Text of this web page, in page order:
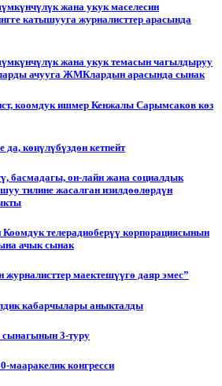
жана укук маселесин
катышууга журналисттер арасында
жана укук темасын чагылдыруу
ачууга ЖМКлардын арасында сынак
коомдук ишмер Кенжалы Сарымсаков көз
көңүлүбүздөн кетпейт
басмадагы, он-лайн жана социалдык
тилине жасалган изилдөөлөрдүн
телерадиоберүү корпорациясынын
ачык сынак
маектешүүгө даяр эмес”
кабарчылары аныкталды
сынагынын 3-туру
мааракелик конгресси